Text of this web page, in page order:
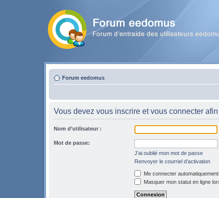
Forum eedomus
Vous devez vous inscrire et vous connecter
Nom d’utilisateur :
Mot de passe:
J’ai oublié mon mot de passe
Renvoyer le courriel d’activation
Me connecter
Masquer mon statut en ligne